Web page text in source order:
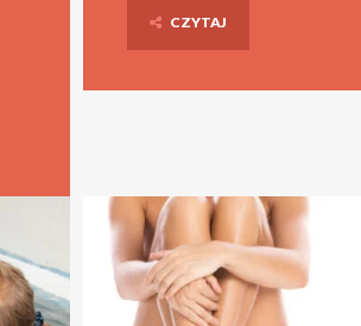
CZYTAJ